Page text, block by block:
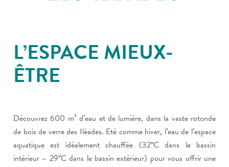
L’ESPACE MIEUX-
ÊTRE
Découvrez 600 m² d’eau et de lumière, dans la vaste rotonde
de bois de verre des Iléades. Eté comme hiver, l’eau de l’espace
aquatique est idéalement chauffée (32°C dans le bassin
intérieur – 29°C dans le bassin extérieur) pour vous offrir une